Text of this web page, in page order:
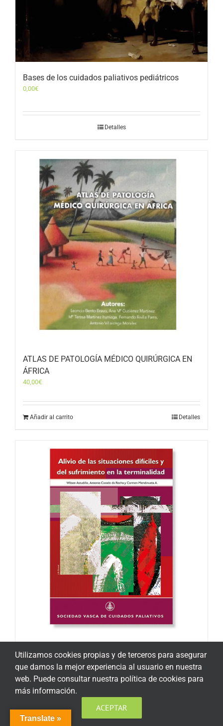
Bases de los cuidados paliativos pediátricos
0,00€
Detalles
ATLAS DE PATOLOGÍA MÉDICO QUIRÚRGICA EN
ÁFRICA
40,00€
Añadir al carrito Detalles
en la terminalidad
20,00€
Translate »
Utilizamos cookies propias y de terceros para asegurar
que damos la mejor experiencia al usuario en nuestra
web. Puede consultar nuestra política de cookies para
más información.
ACEPTAR